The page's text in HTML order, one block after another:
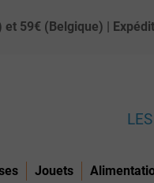
59€ (Belgique) |
Jouets